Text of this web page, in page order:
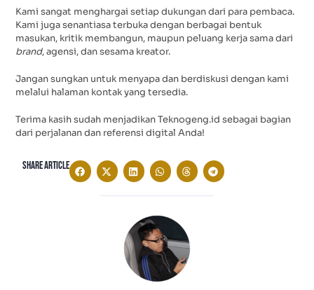
Kami sangat menghargai setiap dukungan dari para pembaca.
Kami juga senantiasa terbuka dengan berbagai bentuk
masukan, kritik membangun, maupun peluang kerja sama dari
brand, agensi, dan sesama kreator.
Jangan sungkan untuk menyapa dan berdiskusi dengan kami
melalui halaman kontak yang tersedia.
Terima kasih sudah menjadikan Teknogeng.id sebagai bagian
dari perjalanan dan referensi digital Anda!
Share Article